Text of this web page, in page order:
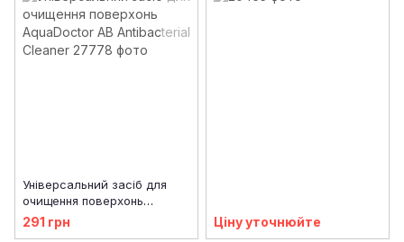
Універсальний засіб для
очищення поверхонь
AquaDoctor AB Antibacterial
Cleaner
291 грн Ціну уточнюйте